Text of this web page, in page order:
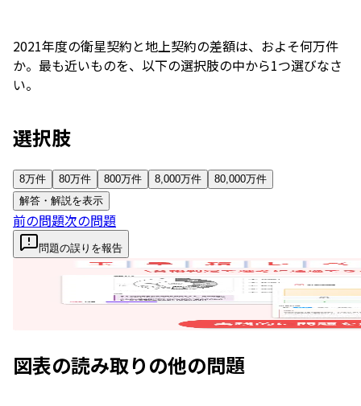
2021年度の衛星契約と地上契約の差額は、およそ何万件
か。最も近いものを、以下の選択肢の中から1つ選びなさ
い。
選択肢
8万件 80万件 800万件 8,000万件
80,000万件
解答・解説を表示
前の問題次の問題
問題の誤りを報告
図表の読み取りの他の問題